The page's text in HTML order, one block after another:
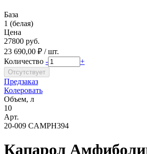
База
1 (белая)
Цена
27800 руб.
23 690,00 ₽ / шт.
Количество - +
Предзаказ
Колеровать
Объем, л
10
Арт.
20-009 CAMPH394
Капарол